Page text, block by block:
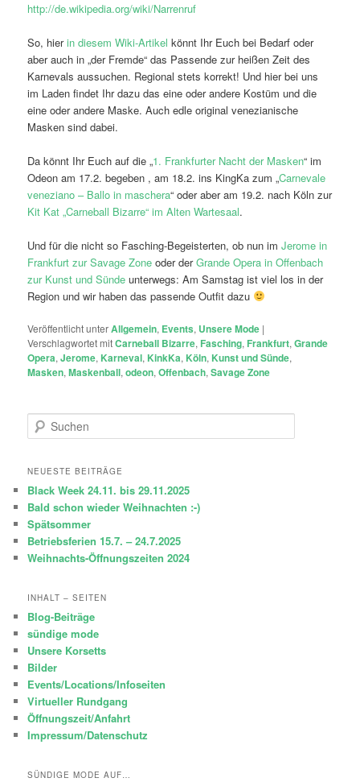
http://de.wikipedia.org/wiki/Narrenruf
So, hierin diesem Wiki-Artikel könnt Ihr Euch bei Bedarf oder
aber auch in „der Fremde“ das Passende zur heißen Zeit des
Karnevals aussuchen. Regional stets korrekt! Und hier bei uns
im Laden findet Ihr dazu das eine oder andere Kostüm und die
eine oder andere Maske. Auch edle original venezianische
Masken sind dabei.
Da könnt Ihr Euch auf die „1. Frankfurter Nacht der Masken“ im
Odeon am 17.2. begeben , am 18.2. ins KingKa zum „Carnevale
veneziano – Ballo in maschera“ oder aber am 19.2. nach Köln zur
Kit Kat „Carneball Bizarre“ im Alten Wartesaal.
Und für die nicht so Fasching-Begeisterten, ob nun imJerome in
Frankfurt zur Savage Zone oder derGrande Opera in Offenbach
zur Kunst und Sünde unterwegs: Am Samstag ist viel los in der
Region und wir haben das passende Outfit dazu
Veröffentlicht unterAllgemein, Events, Unsere Mode |
Verschlagwortet mitCarneball Bizarre, Fasching, Frankfurt,Grande
Opera,Jerome, Karneval, KinkKa, Köln, Kunst und Sünde,
Masken,Maskenball,odeon,Offenbach,Savage Zone
u
h
n
NEUESTE BEITRÄGE
Black Week 24.11. bis 29.11.2025
Bald schon wieder Weihnachten :-)
Spätsommer
Betriebsferien 15.7. – 24.7.2025
Weihnachts-Öffnungszeiten 2024
INHALT – SEITEN
Blog-Beiträge
sündige mode
Unsere Korsetts
Bilder
Events/Locations/Infoseiten
Virtueller Rundgang
Öffnungszeit/Anfahrt
Impressum/Datenschutz
SÜNDIGE MODE AUF…